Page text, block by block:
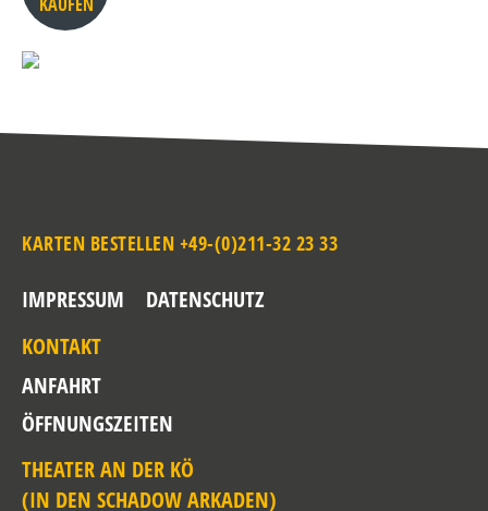
KARTEN BESTELLEN +49-(0)211-32 23 33
IMPRESSUM
DATENSCHUTZ
KONTAKT
ANFAHRT
ÖFFNUNGSZEITEN
THEATER AN DER KÖ
(IN DEN SCHADOW ARKADEN)